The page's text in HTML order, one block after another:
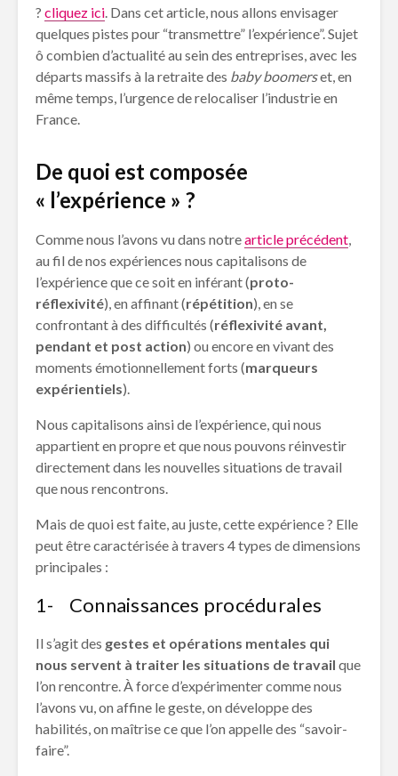
? cliquez ici. Dans cet article, nous allons envisager
quelques pistes pour “transmettre” l’expérience”. Sujet
ô combien d’actualité au sein des entreprises, avec les
départs massifs à la retraite des baby boomerset, en
même temps, l’urgence de relocaliser l’industrie en
France.
De quoi est composée
« l’expérience » ?
Comme nous l’avons vu dans notrearticle précédent,
au fil de nos expériences nous capitalisons de
l’expérience que ce soit en inférant (proto-
réflexivité), en affinant (répétition), en se
confrontant à des difficultés (réflexivité avant,
pendant et post action) ou encore en vivant des
moments émotionnellement forts (marqueurs
expérientiels).
Nous capitalisons ainsi de l’expérience, qui nous
appartient en propre et que nous pouvons réinvestir
directement dans les nouvelles situations de travail
que nous rencontrons.
Mais de quoi est faite, au juste, cette expérience ? Elle
peut être caractérisée à travers 4 types de dimensions
principales :
1- Connaissances procédurales
Il s’agit des gestes et opérations mentales qui
nous servent à traiter les situations de travail que
l’on rencontre. À force d’expérimenter comme nous
l’avons vu, on affine le geste, on développe des
habilités, on maîtrise ce que l’on appelle des “savoir-
faire”.